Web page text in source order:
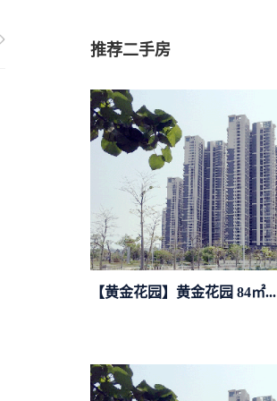
推荐二手房
【黄金花园】黄金花园 84㎡...